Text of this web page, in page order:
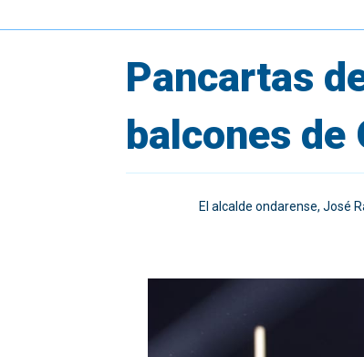
Pancartas
balcones de
El alcalde ondarense, José